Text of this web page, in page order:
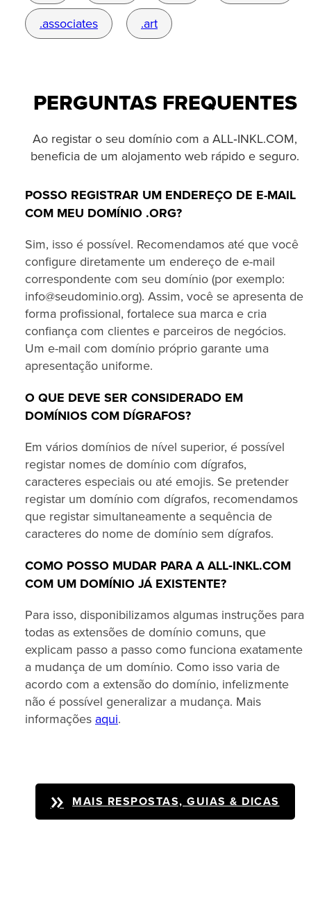
.associates .art
PERGUNTAS FREQUENTES
Ao registar o seu domínio com a ALL‑INKL.COM,
beneficia de um alojamento web rápido e seguro.
POSSO REGISTRAR UM ENDEREÇO DE E-MAIL
COM MEU DOMÍNIO .ORG?
Sim, isso é possível. Recomendamos até que você
configure diretamente um endereço de e-mail
correspondente com seu domínio (por exemplo:
info@seudominio.org). Assim, você se apresenta de
forma profissional, fortalece sua marca e cria
confiança com clientes e parceiros de negócios.
Um e-mail com domínio próprio garante uma
apresentação uniforme.
O QUE DEVE SER CONSIDERADO EM
DOMÍNIOS COM DÍGRAFOS?
Em vários domínios de nível superior, é possível
registar nomes de domínio com dígrafos,
caracteres especiais ou até emojis. Se pretender
registar um domínio com dígrafos, recomendamos
que registar simultaneamente a sequência de
caracteres do nome de domínio sem dígrafos.
COMO POSSO MUDAR PARA A ALL‑INKL.COM
COM UM DOMÍNIO JÁ EXISTENTE?
Para isso, disponibilizamos algumas instruções para
todas as extensões de domínio comuns, que
explicam passo a passo como funciona exatamente
a mudança de um domínio. Como isso varia de
acordo com a extensão do domínio, infelizmente
não é possível generalizar a mudança. Mais
informações aqui.
MAIS RESPOSTAS, GUIAS & DICAS